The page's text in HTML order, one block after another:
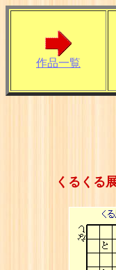
作品一覧
くるくる